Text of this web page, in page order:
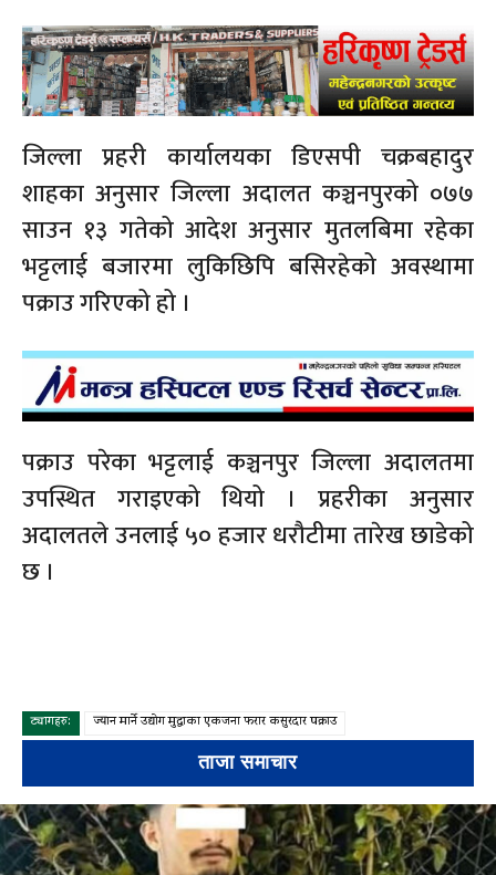
जिल्ला प्रहरी कार्यालयका डिएसपी चक्रबहादुर
शाहका अनुसार जिल्ला अदालत कञ्चनपुरको ०७७
साउन १३ गतेको आदेश अनुसार मुतलबिमा रहेका
भट्टलाई बजारमा लुकिछिपि बसिरहेको अवस्थामा
पक्राउ गरिएको हो ।
पक्राउ परेका भट्टलाई कञ्चनपुर जिल्ला अदालतमा
उपस्थित गराइएको थियो । प्रहरीका अनुसार
अदालतले उनलाई ५० हजार धरौटीमा तारेख छाडेको
छ ।
ट्यागहरु: ज्यान मार्ने उद्योग मुद्धाका एकजना फरार कसुरदार पक्राउ
ताजा समाचार